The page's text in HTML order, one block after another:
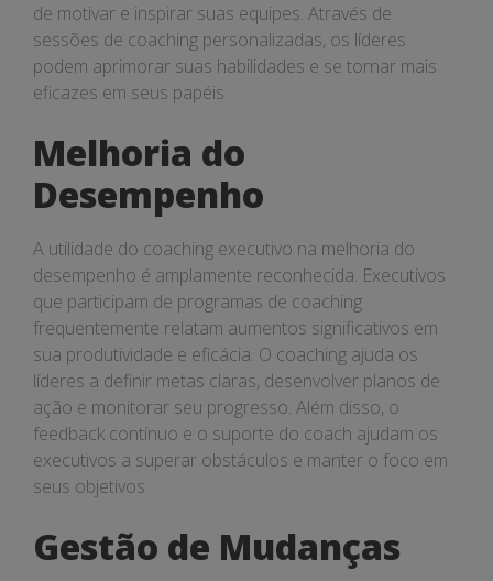
de motivar e inspirar suas equipes. Através de
sessões de coaching personalizadas, os líderes
podem aprimorar suas habilidades e se tornar mais
eficazes em seus papéis.
Melhoria do
Desempenho
A utilidade do coaching executivo na melhoria do
desempenho é amplamente reconhecida. Executivos
que participam de programas de coaching
frequentemente relatam aumentos significativos em
sua produtividade e eficácia. O coaching ajuda os
líderes a definir metas claras, desenvolver planos de
ação e monitorar seu progresso. Além disso, o
feedback contínuo e o suporte do coach ajudam os
executivos a superar obstáculos e manter o foco em
seus objetivos.
Gestão de Mudanças